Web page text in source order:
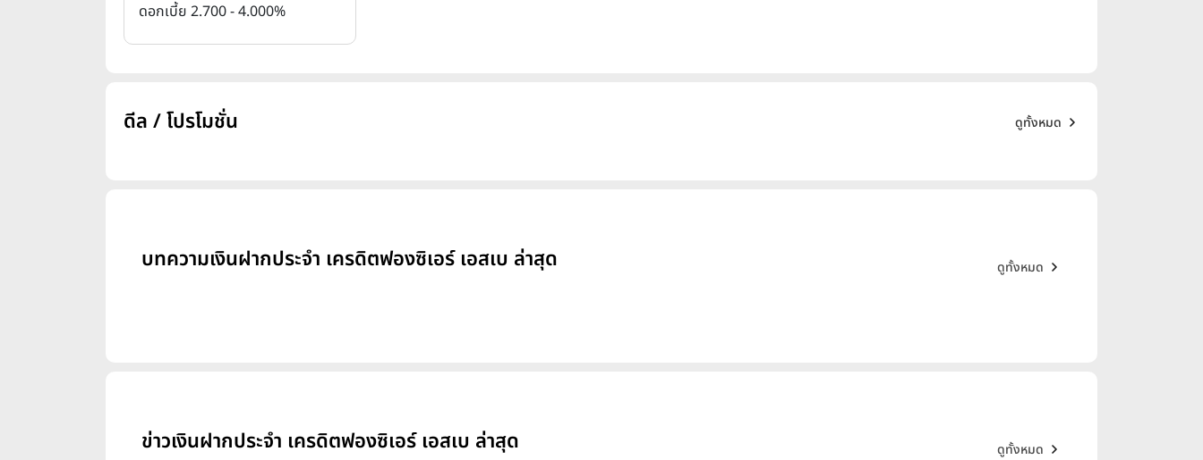
ดอกเบี้ย 2.700 - 4.000%
ดีล / โปรโมชั่น ดูทั้งหมด
บทความเงินฝากประจำ เครดิตฟองซิเอร์ เอสเบ ล่าสุด ดูทั้งหมด
ข่าวเงินฝากประจำ เครดิตฟองซิเอร์ เอสเบ ล่าสุด ดูทั้งหมด